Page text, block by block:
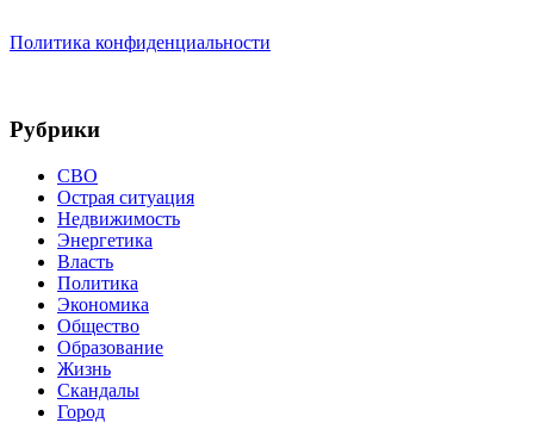
Политика конфиденциальности
Рубрики
СВО
Острая ситуация
Недвижимость
Энергетика
Власть
Политика
Экономика
Общество
Образование
Жизнь
Скандалы
Город